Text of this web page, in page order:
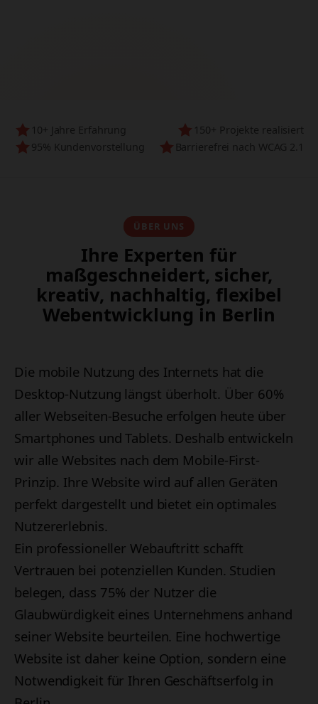
10+ Jahre Erfahrung
150+ Projekte realisiert
95% Kundenvorstellung
Barrierefrei nach WCAG 2.1
ÜBER UNS
Ihre Experten für
maßgeschneidert, sicher,
kreativ, nachhaltig, flexibel
Webentwicklung in Berlin
Die mobile Nutzung des Internets hat die
Desktop-Nutzung längst überholt. Über 60%
aller Webseiten-Besuche erfolgen heute über
Smartphones und Tablets. Deshalb entwickeln
wir alle Websites nach dem Mobile-First-
Prinzip. Ihre Website wird auf allen Geräten
perfekt dargestellt und bietet ein optimales
Nutzererlebnis.
Ein professioneller Webauftritt schafft
Vertrauen bei potenziellen Kunden. Studien
belegen, dass 75% der Nutzer die
Glaubwürdigkeit eines Unternehmens anhand
seiner Website beurteilen. Eine hochwertige
Website ist daher keine Option, sondern eine
Notwendigkeit für Ihren Geschäftserfolg in